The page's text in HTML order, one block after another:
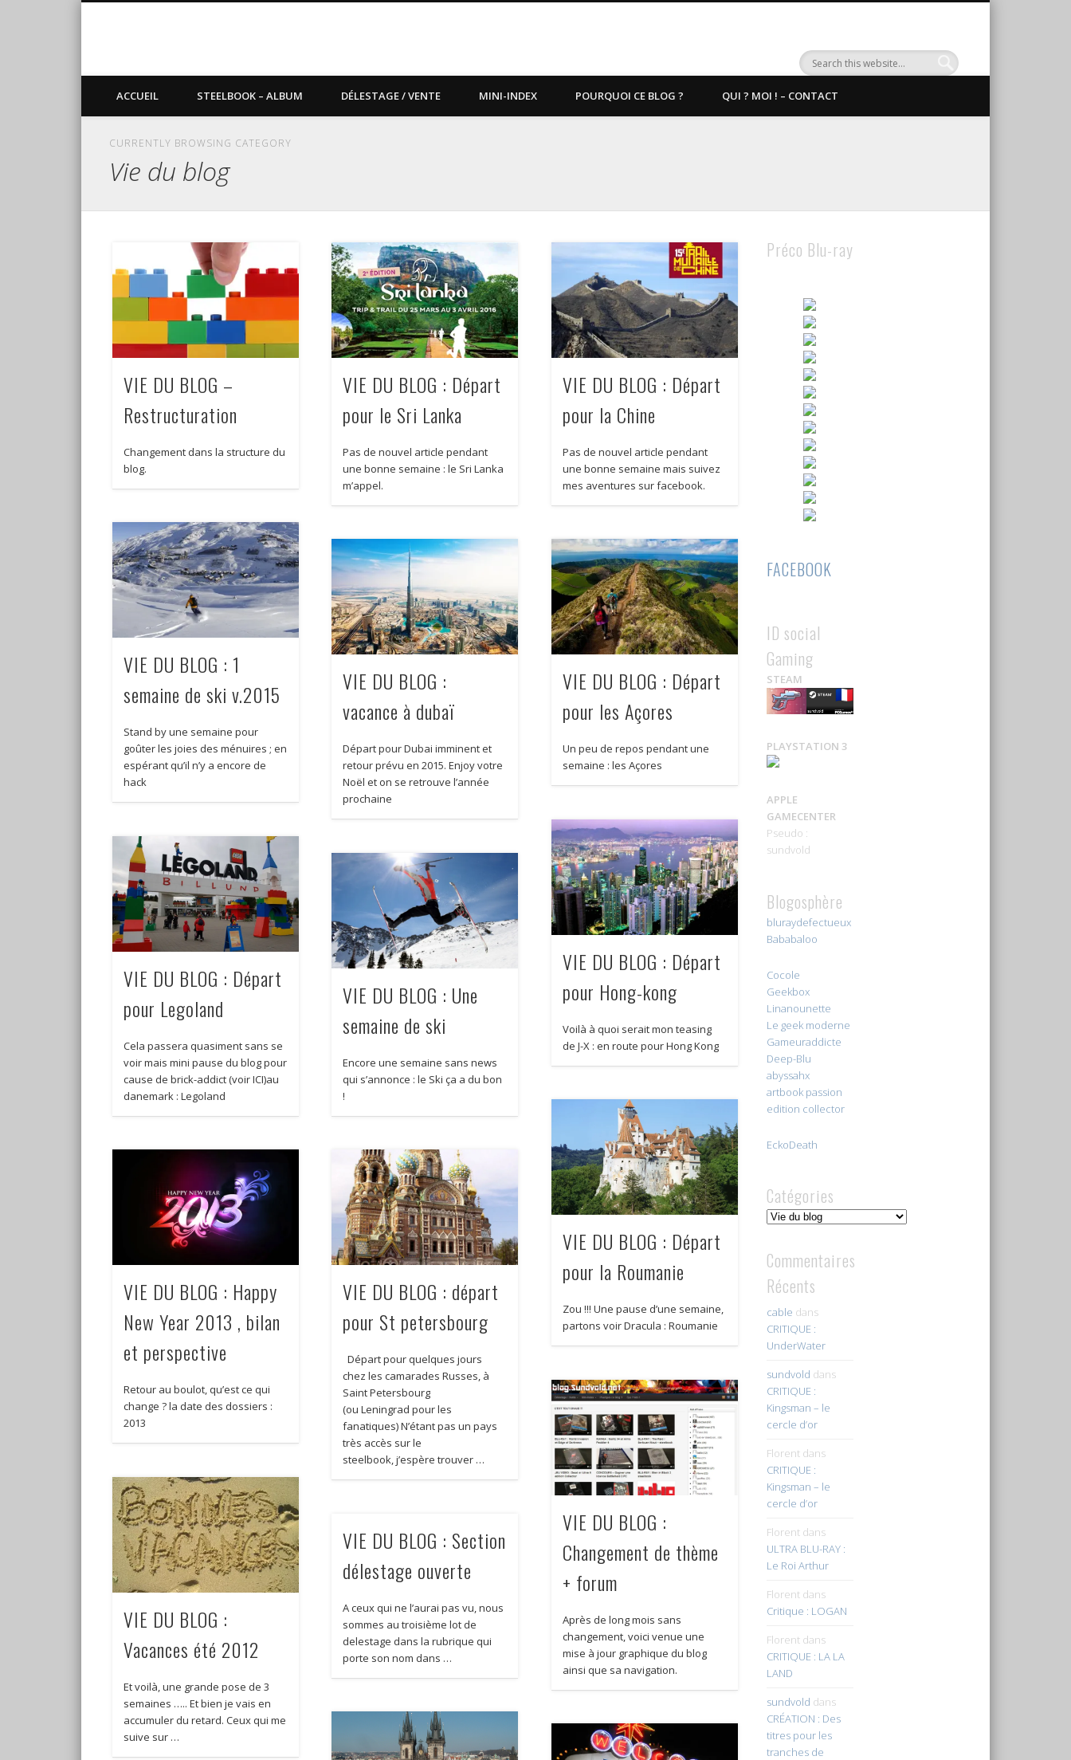
ACCUEIL STEELBOOK – ALBUM DÉLESTAGE / VENTE MINI-INDEX POURQUOI CE BLOG ? QUI ? MOI ! – CONTACT
CURRENTLY BROWSING CATEGORY
Vie du blog
VIE DU BLOG –
Restructuration
Changement dans la structure du
blog.
VIE DU BLOG : Départ
pour le Sri Lanka
Pas de nouvel article pendant
une bonne semaine : le Sri Lanka
m’appel.
VIE DU BLOG : Départ
pour la Chine
Pas de nouvel article pendant
une bonne semaine mais suivez
mes aventures sur facebook.
VIE DU BLOG : 1
semaine de ski v.2015
Stand by une semaine pour
goûter les joies des ménuires ; en
espérant qu’il n’y a encore de
hack
VIE DU BLOG :
vacance à dubaï
Départ pour Dubai imminent et
retour prévu en 2015. Enjoy votre
Noël et on se retrouve l’année
prochaine
VIE DU BLOG : Départ
pour les Açores
Un peu de repos pendant une
semaine : les Açores
VIE DU BLOG : Départ
pour Hong-kong
Voilà à quoi serait mon teasing
de J-X : en route pour Hong Kong
VIE DU BLOG : Départ
pour Legoland
Cela passera quasiment sans se
voir mais mini pause du blog pour
cause de brick-addict (voir ICI)au
danemark : Legoland
VIE DU BLOG : Une
semaine de ski
Encore une semaine sans news
qui s’annonce : le Ski ça a du bon
!
VIE DU BLOG : Départ
pour la Roumanie
Zou !!! Une pause d’une semaine,
partons voir Dracula : Roumanie
VIE DU BLOG : Happy
New Year 2013 , bilan
et perspective
Retour au boulot, qu’est ce qui
change ? la date des dossiers :
2013
VIE DU BLOG : départ
pour St petersbourg
Départ pour quelques jours
chez les camarades Russes, à
Saint Petersbourg
(ou Leningrad pour les
fanatiques) N’étant pas un pays
très accès sur le
steelbook, j’espère trouver …
VIE DU BLOG :
Changement de thème
+ forum
Après de long mois sans
changement, voici venue une
mise à jour graphique du blog
ainsi que sa navigation.
VIE DU BLOG :
Vacances été 2012
Et voilà, une grande pose de 3
semaines ….. Et bien je vais en
accumuler du retard. Ceux qui me
suive sur …
VIE DU BLOG : Section
délestage ouverte
A ceux qui ne l’aurai pas vu, nous
sommes au troisième lot de
delestage dans la rubrique qui
porte son nom dans …
Préco Blu-ray
FACEBOOK
ID social
Gaming
STEAM
PLAYSTATION 3
APPLE
GAMECENTER
Pseudo :
sundvold
Blogosphère
bluraydefectueux
Bababaloo
Cocole
Geekbox
Linanounette
Le geek moderne
Gameuraddicte
Deep-Blu
abyssahx
artbook passion
edition collector
EckoDeath
Catégories
Catégories
Commentaires
Récents
cable dans
CRITIQUE :
UnderWater
sundvold dans
CRITIQUE :
Kingsman – le
cercle d’or
Florentdans
CRITIQUE :
Kingsman – le
cercle d’or
Florentdans
ULTRA BLU-RAY :
Le Roi Arthur
Florentdans
Critique : LOGAN
Florentdans
CRITIQUE : LA LA
LAND
sundvold dans
CRÉATION : Des
titres pour les
tranches de